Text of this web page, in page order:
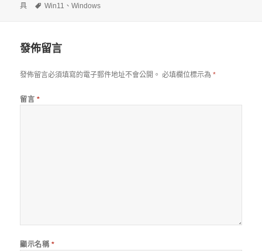
佈
者
具
標
Win11 、Windows
發佈留言
發佈留言必須填寫的電子郵件地址不會公開。 必填欄位標示為*
留言 *
顯示名稱 *